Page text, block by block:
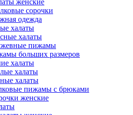
женские
сорочки
одежда
халаты
халаты
пижамы
больших размеров
халаты
халаты
халаты
пижамы с брюками
женские